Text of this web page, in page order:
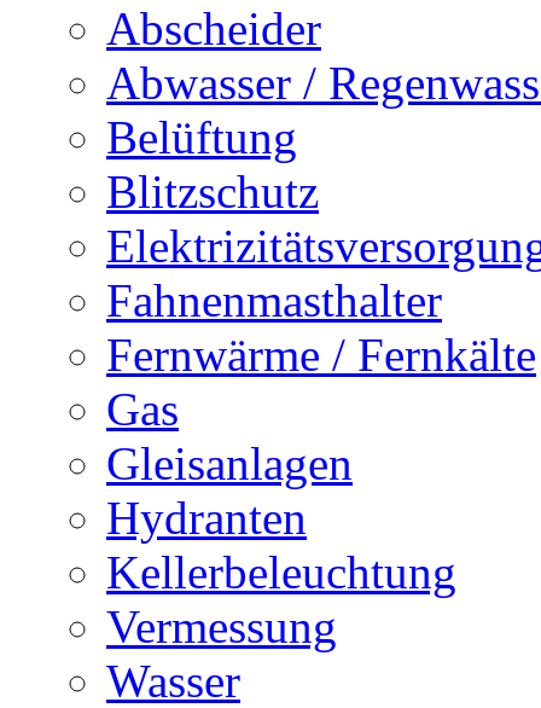
Abscheider
Abwasser /
Belüftung
Blitzschutz
Fahnenmasthalter
Fernwärme / Fernkälte
Gas
Gleisanlagen
Hydranten
Kellerbeleuchtung
Vermessung
Wasser